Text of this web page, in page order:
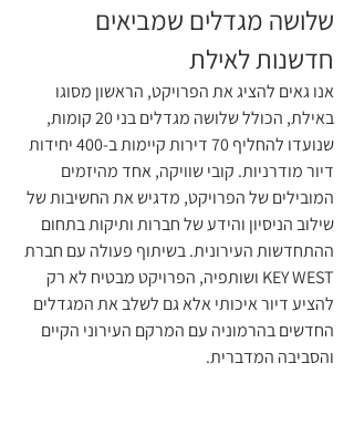
שלושה מגדלים שמביאים
חדשנות לאילת
אנו גאים להציג את הפרויקט, הראשון מסוגו
באילת, הכולל שלושה מגדלים בני 20 קומות,
שנועדו להחליף 70 דירות קיימות ב-400 יחידות
דיור מודרניות. קובי שוויקה, אחד מהיזמים
המובילים של הפרויקט, מדגיש את החשיבות של
שילוב הניסיון והידע של חברות ותיקות בתחום
ההתחדשות העירונית. בשיתוף פעולה עם חברת
KEY WEST ושותפיה, הפרויקט מבטיח לא רק
להציע דיור איכותי אלא גם לשלב את המגדלים
החדשים בהרמוניה עם המרקם העירוני הקיים
והסביבה המדברית.